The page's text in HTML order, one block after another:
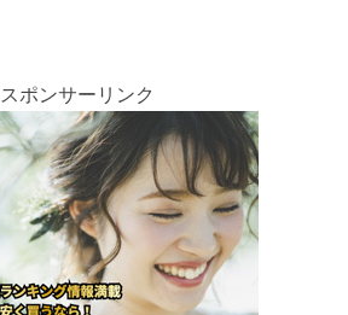
スポンサーリンク